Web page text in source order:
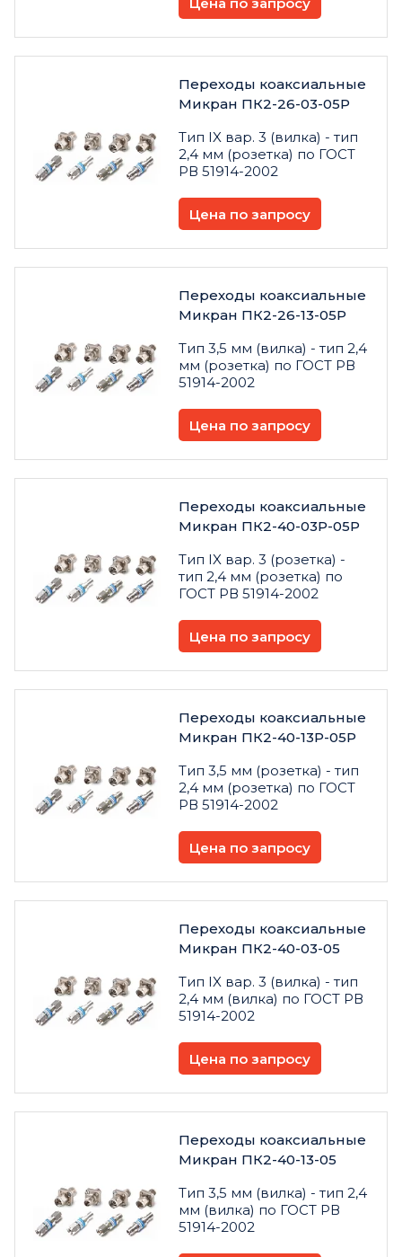
Переходы коаксиальные
Микран ПК2-26-03-05Р
Тип IX вар. 3 (вилка) - тип
2,4 мм (розетка) по ГОСТ
РВ 51914-2002
Цена по запросу
Переходы коаксиальные
Микран ПК2-26-13-05Р
Тип 3,5 мм (вилка) - тип 2,4
мм (розетка) по ГОСТ РВ
51914-2002
Цена по запросу
Переходы коаксиальные
Микран ПК2-40-03Р-05Р
Тип IX вар. 3 (розетка) -
тип 2,4 мм (розетка) по
ГОСТ РВ 51914-2002
Цена по запросу
Переходы коаксиальные
Микран ПК2-40-13Р-05Р
Тип 3,5 мм (розетка) - тип
2,4 мм (розетка) по ГОСТ
РВ 51914-2002
Цена по запросу
Переходы коаксиальные
Микран ПК2-40-03-05
Тип IX вар. 3 (вилка) - тип
2,4 мм (вилка) по ГОСТ РВ
51914-2002
Цена по запросу
Переходы коаксиальные
Микран ПК2-40-13-05
Тип 3,5 мм (вилка) - тип 2,4
мм (вилка) по ГОСТ РВ
51914-2002